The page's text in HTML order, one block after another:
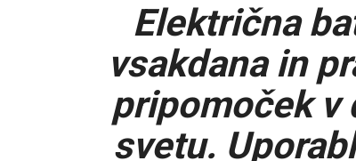
Električna
vsakdana in
pripomoček v
svetu.